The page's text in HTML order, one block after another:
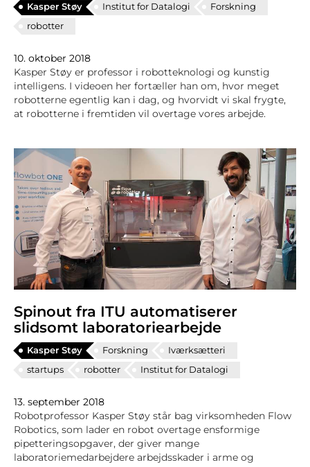
Kasper Støy Institut for Datalogi
Forskning
robotter
10. oktober 2018
Kasper Støy er professor i robotteknologi og kunstig
intelligens. I videoen her fortæller han om, hvor meget
robotterne egentlig kan i dag, og hvorvidt vi skal frygte,
at robotterne i fremtiden vil overtage vores arbejde.
Spinout fra ITU automatiserer
slidsomt laboratoriearbejde
Kasper Støy Forskning
Iværksætteri
startups
robotter Institut for Datalogi
13. september 2018
Robotprofessor Kasper Støy står bag virksomheden Flow
Robotics, som lader en robot overtage ensformige
pipetteringsopgaver, der giver mange
laboratoriemedarbejdere arbejdsskader i arme og